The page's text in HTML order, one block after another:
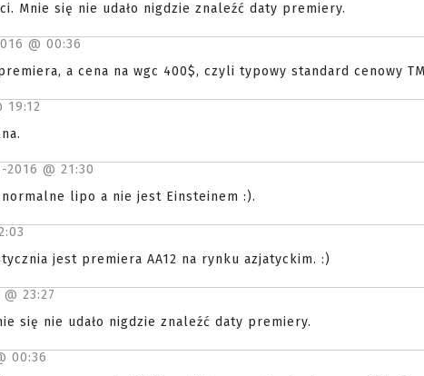
Mnie się nie udało nigdzie znaleźć daty premiery.
@ 00:36
a cena na wgc 400$, czyli typowy standard cenowy
19:12
2016 @ 21:30
lipo a nie jest Einsteinem :).
jest premiera AA12 na rynku azjatyckim. :)
23:27
się nie udało nigdzie znaleźć daty premiery.
00:36